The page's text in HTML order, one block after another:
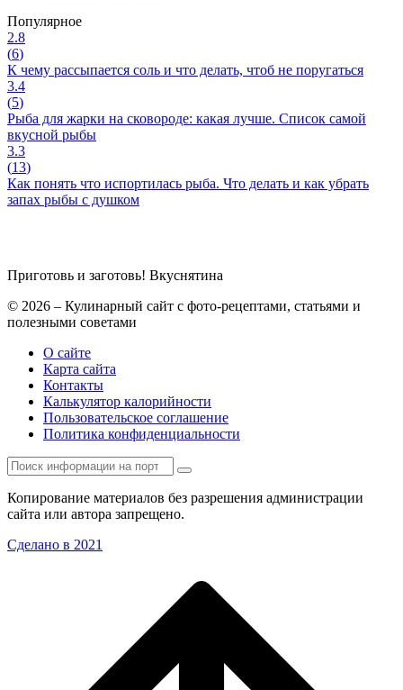
Популярное
2.8
(6)
К чему рассыпается соль и что делать, чтоб не поругаться
3.4
(5)
Рыба для жарки на сковороде: какая лучше. Список самой
вкусной рыбы
3.3
(13)
Как понять что испортилась рыба. Что делать и как убрать
запах рыбы с душком
Приготовь и заготовь! Вкуснятина
© 2026 – Кулинарный сайт с фото-рецептами, статьями и
полезными советами
О сайте
Карта сайта
Контакты
Калькулятор калорийности
Пользовательское соглашение
Политика конфиденциальности
Копирование материалов без разрешения администрации
сайта или автора запрещено.
Сделано в 2021